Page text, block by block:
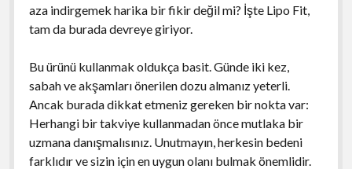
aza indirgemek harika bir fikir değil mi? İşte Lipo Fit,
tam da burada devreye giriyor.
Bu ürünü kullanmak oldukça basit. Günde iki kez,
sabah ve akşamları önerilen dozu almanız yeterli.
Ancak burada dikkat etmeniz gereken bir nokta var:
Herhangi bir takviye kullanmadan önce mutlaka bir
uzmana danışmalısınız. Unutmayın, herkesin bedeni
farklıdır ve sizin için en uygun olanı bulmak önemlidir.